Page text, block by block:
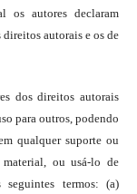
os autores declaram
direitos autorais e os de
dos direitos autorais
para outros, podendo
qualquer suporte ou
ou usá-lo de
termos: (a)